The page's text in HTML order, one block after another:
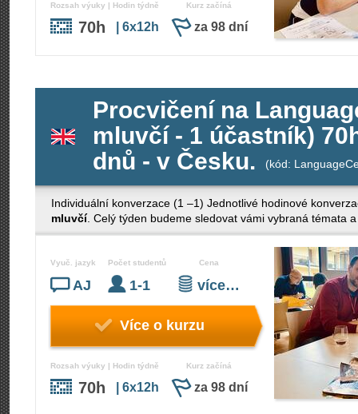
Rozsah výuky | Hodin týdně
70h | 6x12h
Kurz začíná
za 98 dní
Procvičení na
mluvčí - 1 účastník)
dnů - v Česku.
(kód:
Individuální konverzace (1 –1) Jednotlivé hodinové
mluvčí. Celý týden budeme sledovat vámi vybraná témata
Vyuč. jazyk
AJ
Počet studentů
1-1
Cena
více…
Více o kurzu
Rozsah výuky | Hodin týdně
70h | 6x12h
Kurz začíná
za 98 dní